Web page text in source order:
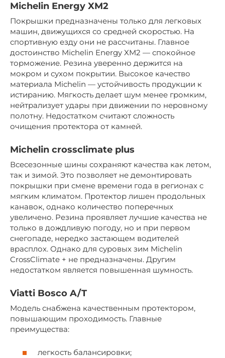
Michelin Energy XM2
Покрышки предназначены только для легковых
машин, движущихся со средней скоростью. На
спортивную езду они не рассчитаны. Главное
достоинство Michelin Energy XM2 — спокойное
торможение. Резина уверенно держится на
мокром и сухом покрытии. Высокое качество
материала Michelin — устойчивость продукции к
истиранию. Мягкость делает шум менее громким,
нейтрализует удары при движении по неровному
полотну. Недостатком считают сложность
очищения протектора от камней.
Michelin crossclimate plus
Всесезонные шины сохраняют качества как летом,
так и зимой. Это позволяет не демонтировать
покрышки при смене времени года в регионах с
мягким климатом. Протектор лишен продольных
канавок, однако количество поперечных
увеличено. Резина проявляет лучшие качества не
только в дождливую погоду, но и при первом
снегопаде, нередко застающем водителей
врасплох. Однако для суровых зим Michelin
CrossClimate + не предназначены. Другим
недостатком является повышенная шумность.
Viatti Bosco A/T
Модель снабжена качественным протектором,
повышающим проходимость. Главные
преимущества:
легкость балансировки;